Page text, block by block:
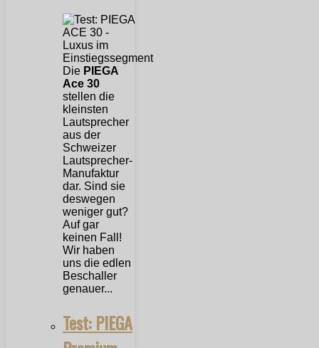
Die PIEGA
Ace 30
stellen die
kleinsten
Lautsprecher
aus der
Schweizer
Lautsprecher-
Manufaktur
dar. Sind sie
deswegen
weniger gut?
Auf gar
keinen Fall!
Wir haben
uns die edlen
Beschaller
genauer...
Test: PIEGA